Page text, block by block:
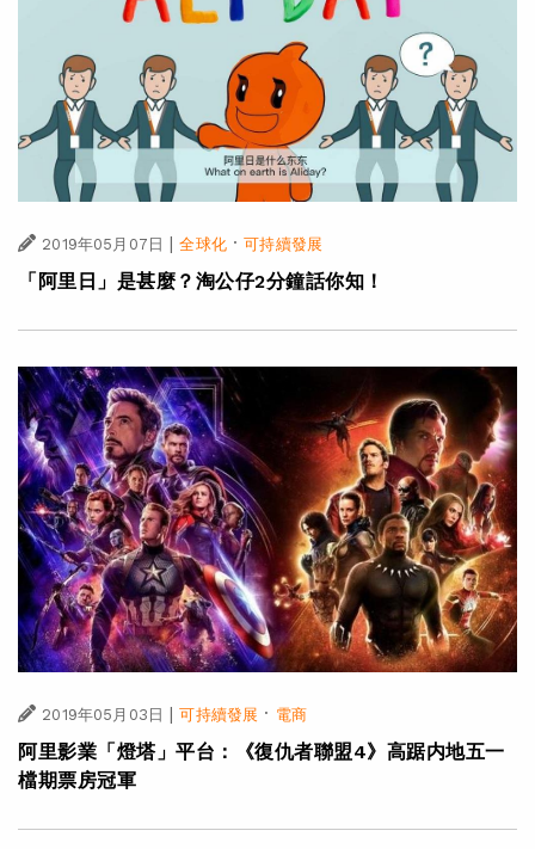
2019年05月07日 | 全球化·可持續發展
「阿里日」是甚麼？淘公仔2分鐘話你知！
2019年05月03日 | 可持續發展 · 電商
阿里影業「燈塔」平台：《復仇者聯盟4》高踞内地五一
檔期票房冠軍